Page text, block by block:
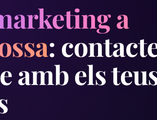
a
:
amb els